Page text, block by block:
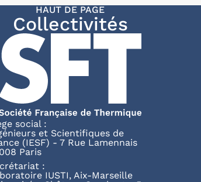
HAUT DE PAGE
Collectivités
social :
et Scientifiques de
(IESF) - 7 Rue Lamennais
Paris
:
IUSTI, Aix-Marseille